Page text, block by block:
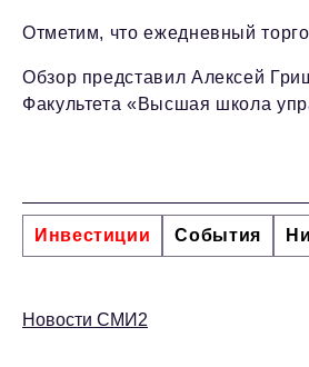
Отметим, что ежедневный
Обзор представил Алексей
Факультета «Высшая школа
Инвестиции События
Новости СМИ2